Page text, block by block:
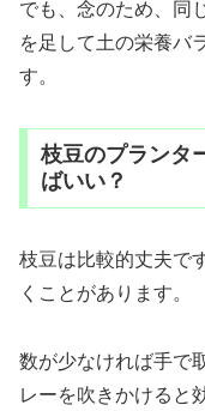
でも、念のため、同
を足して土の栄養バ
す。
枝豆のプランタ
ばいい？
枝豆は比較的丈夫で
くことがあります。
数が少なければ手で
レーを吹きかけると